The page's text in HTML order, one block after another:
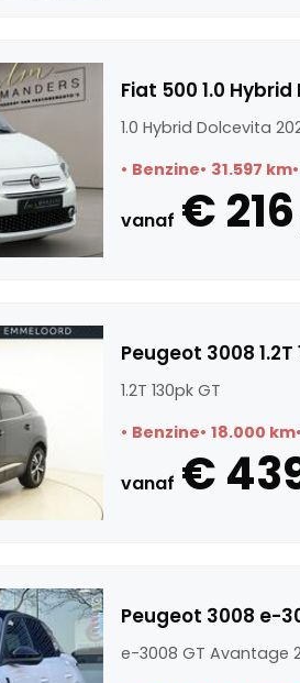
Fiat 500 1.0
1.0 Hybrid Dolcevita
Benzine 31.597 km
vanaf € 216
Peugeot 3008 1.2T
1.2T 130pk GT
Benzine 18.000 km
vanaf €
Peugeot 3008 e-
e-3008 GT Avantage